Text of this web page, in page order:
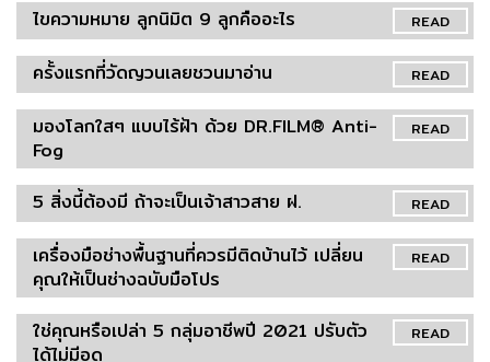
READ
ไขความหมาย ลูกนิมิต 9 ลูกคืออะไร
READ
ครั้งแรกที่วัดญวนเลยชวนมาอ่าน
READ
มองโลกใสๆ แบบไร้ฝ้า ด้วย DR.FILM® Anti-
Fog
READ
5 สิ่งนี้ต้องมี ถ้าจะเป็นเจ้าสาวสาย ฝ.
READ
เครื่องมือช่างพื้นฐานที่ควรมีติดบ้านไว้ เปลี่ยน
คุณให้เป็นช่างฉบับมือโปร
READ
ใช่คุณหรือเปล่า 5 กลุ่มอาชีพปี 2021 ปรับตัว
ได้ไม่มีอด